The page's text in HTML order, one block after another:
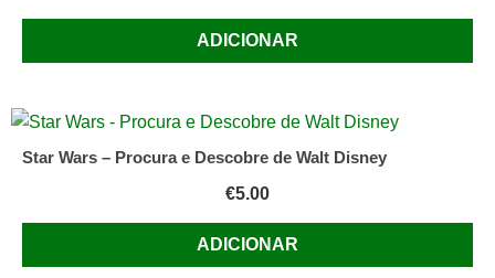
ADICIONAR
Star Wars – Procura e Descobre de Walt Disney
€5.00
ADICIONAR